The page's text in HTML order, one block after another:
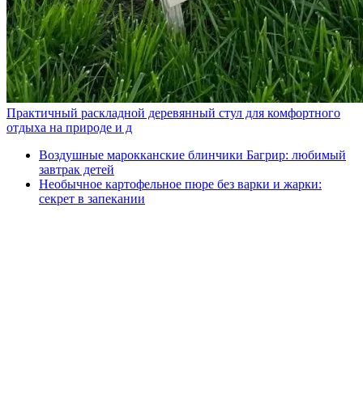
Практичный раскладной деревянный стул для комфортного
отдыха на природе и д
Воздушные марокканские блинчики Багрир: любимый
завтрак детей
Необычное картофельное пюре без варки и жарки:
секрет в запекании